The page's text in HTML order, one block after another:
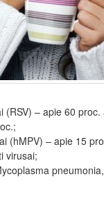
(RSV) – apie 60 proc.
(hMPV) – apie 15
virusai;